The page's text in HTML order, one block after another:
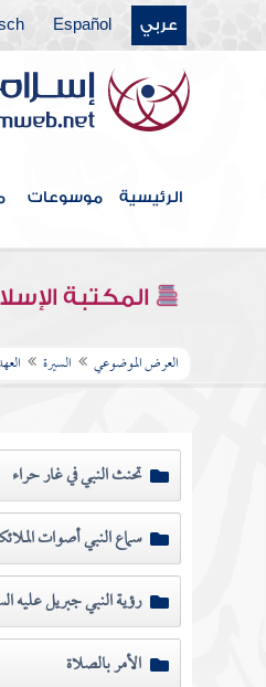
عربي Español
الرئيسية موسوعات
المكتبة
العرض الموضوعي السيرة
تحنث النبي في غار حراء
سماع النبي أصوات
رؤية النبي جبريل عليه
الأمر بالصلاة